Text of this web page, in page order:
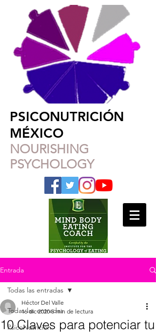
PSICONUTRICIÓN
MÉXICO
NOURISHING
PSYCHOLOGY
Entrada
Todas las entradas
PsicoNutrición
Todas las entradas
10 Claves para potenciar tu
Héctor Del Valle
16 dic 2020 5 min de lectura